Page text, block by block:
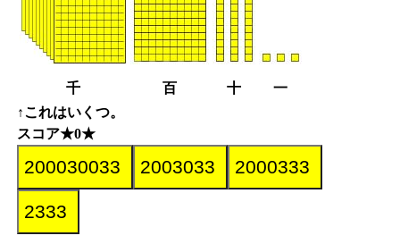
千 百 十
一
↑これはいくつ。
スコア★0★